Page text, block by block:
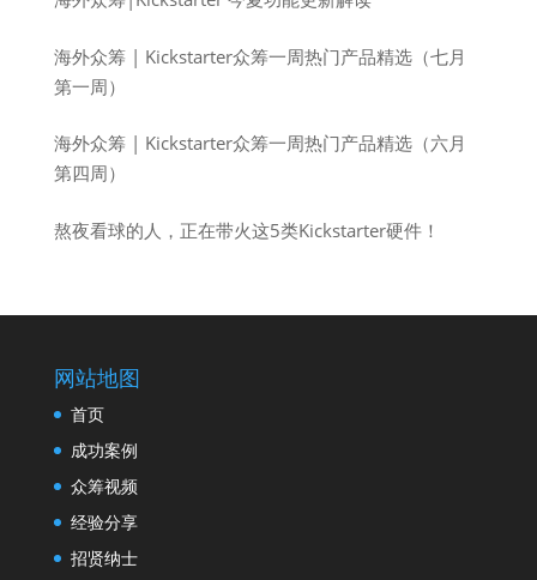
海外众筹 | Kickstarter众筹一周热门产品精选（七月
第一周）
海外众筹 | Kickstarter众筹一周热门产品精选（六月
第四周）
熬夜看球的人，正在带火这5类Kickstarter硬件！
网站地图
首页
成功案例
众筹视频
经验分享
招贤纳士